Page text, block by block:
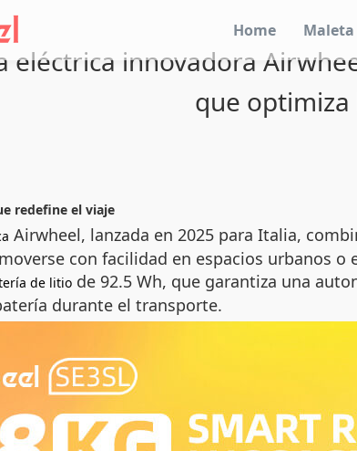
Home
eléctrica innovadora
que optimiza
redefine el viaje
Airwheel, lanzada en 2025 para Italia,
con facilidad en espacios urbanos
de litio de 92.5 Wh, que garantiza una
durante el transporte.